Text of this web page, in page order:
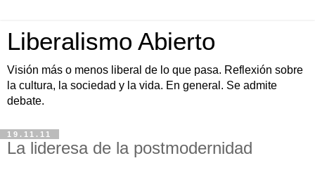
Liberalismo Abierto
Visión más o menos liberal de lo que pasa. Reflexión sobre
la cultura, la sociedad y la vida. En general. Se admite
debate.
19.11.11
La lideresa de la postmodernidad